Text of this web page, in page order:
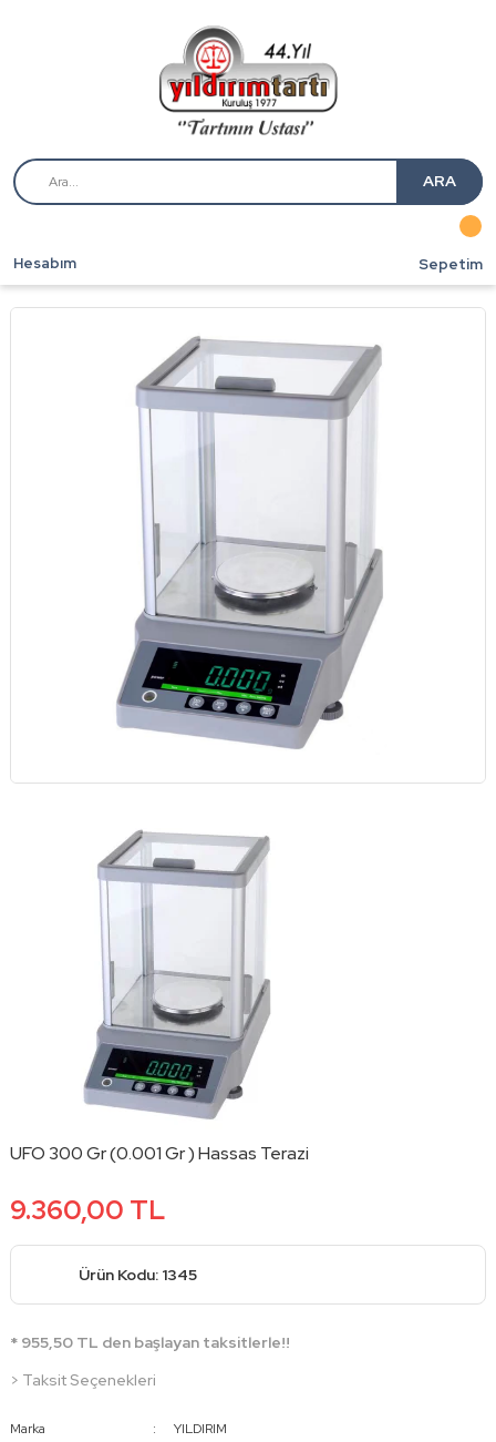
ARA
Hesabım Sepetim
UFO 300 Gr (0.001 Gr ) Hassas Terazi
9.360,00 TL
Ürün Kodu: 1345
* 955,50 TL den başlayan taksitlerle!!
> Taksit Seçenekleri
Marka
YILDIRIM